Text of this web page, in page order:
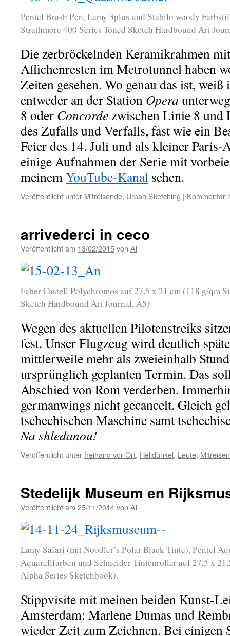
Pentel Brush Pen, Lamy 3plus und Stabilo woody
Strathmore 400 Series Toned Sketch Hardbound Art
Die zerbröckelnden Keramikrahmen
Affichenresten im Metrotunnel haben
Zeiten gesehen. Wo genau das ist,
entweder an der Station Opera
8 oder Concordezwischen Linie 8 und
des Zufalls und Verfalls, fast wie ein
Feier des 14. Juli und als kleiner Paris-
einige Aufnahmen der Serie mit
meinemYouTube-Kanal sehen.
Veröffentlicht unter Mitreisende, Urban Sketching | Kommentar
arrivederci in ceco
Veröffentlicht am 13/02/2015von Al
Faber Castell Polychromos auf 27,5 x 21 cm (118 g/qm
Sketch Hardbound Art Journal, A5)
Wegen des aktuellen Pilotenstreiks
fest. Unser Flugzeug wird deutlich
mittlerweile mehr als zweieinhalb
ursprünglich geplanten Termin. Das
Abschied von Rom verderben.
germanwings nicht gecancelt. Gleich
tschechischen Maschine samt
Na shledanou!
Veröffentlicht unterfreihand vor Ort, Helldunkel, Leute,
Stedelijk Museum en
Veröffentlicht am 25/11/2014von Al
Lamy Safari (mit Noodler’s Polar Black Tinte), Pentel
Aquarellfarben und Schneider Tintenroller auf 27,5 x
Alpha Series Sketchbook).
Stippvisite mit meinen beiden Kunst-
Amsterdam: Marlene Dumas und
wieder Zeit zum Zeichnen. Bei einigen